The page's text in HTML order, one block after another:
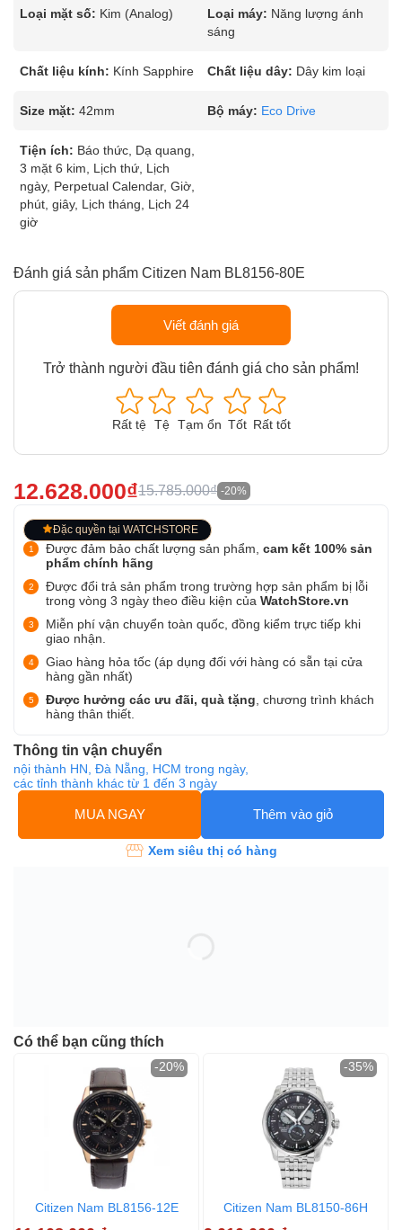
Loại mặt số: Kim (Analog) Loại máy: Năng lượng ánh
sáng
Chất liệu kính: Kính Sapphire Chất liệu dây: Dây kim loại
Size mặt: 42mm Bộ máy: Eco Drive
Tiện ích: Báo thức, Dạ quang,
3 mặt 6 kim, Lịch thứ, Lịch
ngày, Perpetual Calendar, Giờ,
phút, giây, Lịch tháng, Lịch 24
giờ
Đánh giá sản phẩm Citizen Nam BL8156-80E
Viết đánh giá
Trở thành người đầu tiên đánh giá cho sản phẩm!
Rất tệ Tệ Tạm ổn Tốt Rất tốt
12.628.000₫15.785.000₫ -20%
Đặc quyền tại WATCHSTORE
Được đảm bảo chất lượng sản phẩm, cam kết 100% sản
phẩm chính hãng
Được đổi trả sản phẩm trong trường hợp sản phẩm bị lỗi
trong vòng 3 ngày theo điều kiện của WatchStore.vn
Miễn phí vận chuyển toàn quốc, đồng kiểm trực tiếp khi
giao nhận.
Giao hàng hỏa tốc (áp dụng đối với hàng có sẵn tại cửa
hàng gần nhất)
Được hưởng các ưu đãi, quà tặng , chương trình khách
hàng thân thiết.
Thông tin vận chuyển
nội thành HN, Đà Nẵng, HCM trong ngày,
các tỉnh thành khác từ 1 đến 3 ngày
MUA NGAY Thêm vào giỏ
Xem siêu thị có hàng
Có thể bạn cũng thích
Citizen Nam BL8156-12E
-20%
Citizen Nam BL8150-86H
-35%